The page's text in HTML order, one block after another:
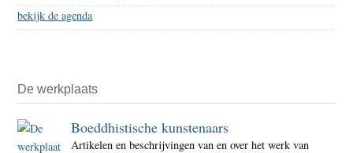
bekijk de agenda
De werkplaats
Boeddhistische kunstenaars
Artikelen en beschrijvingen van en over het werk van